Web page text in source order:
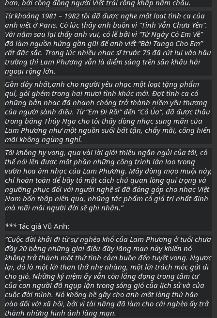
hơn, bởi cộng đồng người Việt trải rộng khắp năm châu.
Từ khoảng 1981 – 1982 tôi đã được nghe một loạt tình ca của
anh viết ở Paris. Có lúc thấy anh buồn vì “Tình Vẫn Chưa Yên”.
Vài năm sau lại thấy anh vui, có lẽ bởi vì “Từ Ngày Có Em Về”
đã làm nguồn hứng gần gũi để anh viết “Bài Tango Cho Em”
rất đặc sắc. Trong lúc nhiều nhạc sĩ trước 75 đã rút lui vào hậu
trường thì Lam Phương vẫn là điểm sáng trên sân khấu hải
ngoại rộng lớn.
Gần đây nhất,anh cho người yêu nhạc một loạt tặng phẩm
quí, gói ghém trong hai mươi tình khúc mới. Đợt tình ca có
những bản nhạc đã nhanh chóng trở thành niềm yêu thương
của người sành điệu. Từ “Em Đi Rồi” đến “Cỏ Úa”, đã được thâu
trong băng Thúy Nga cho tôi thấy dòng nhạc sung mãn của
Lam Phương như một nguồn suối bất tận, chẩy mãi, cống hiến
mãi không ngừng nghỉ.
Tôi không hy vọng, qua vài lời giới thiệu ngắn ngủi của tôi, có
thể nói lên được một phần những công trình lớn lao trong
vườn hoa âm nhạc của Lam Phương. Mấy dòng mạo muội này,
chỉ hoàn toàn để bầy tỏ một cách chủ quan lòng quí trọng và
ngưỡng phục đối với người nghệ sĩ đã đóng góp cho nhạc Việt
Nam bốn thập niên qua, những tác phẩm có giá trị nhất định
mà mãi mãi người đời sẽ ghi nhận.”
***Tác giả Vũ Anh:
“Cuộc đời khởi đi từ sự nghèo khổ của Lam Phương ở tuổi chưa
đầy 20 bằng những giai điệu đầy lãng mạn này khiến nó
không trở thành một thứ tình cảm buồn đến tuyệt vọng. Ngược
lại, đó là một lời than thở nhẹ nhàng, một lời trách móc gửi đi
cho gió. Những kỷ niệm ấy vẫn còn lắng đọng trong tâm tư
của con người đã ngụp lặn trong sóng gió của lịch sử và của
cuộc đời mình. Nó không hề gây cho anh một lòng thù hận
nào đối với xã hội, bởi vì tài năng đã làm cho cái nghèo ấy trở
thành những hình ảnh lãng mạn.